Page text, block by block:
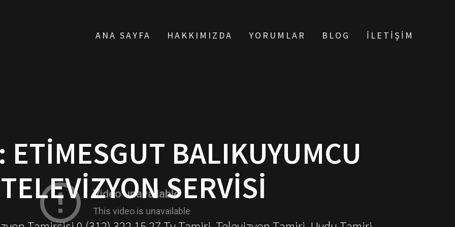
ANA SAYFA HAKKIMIZDA YORUMLAR BLOG İLETIŞIM
ETIMESGUT BALIKUYUMCU
SERVISI